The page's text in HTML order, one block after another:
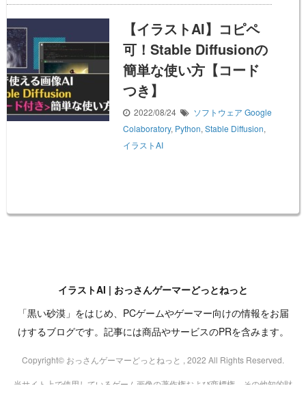
【イラストAI】コピペ
可！Stable Diffusionの
簡単な使い方【コード
つき】
2022/08/24 ソフトウェア Google
Colaboratory, Python, Stable Diffusion,
イラストAI
イラストAI | おっさんゲーマーどっとねっと
「黒い砂漠」をはじめ、PCゲームやゲーマー向けの情報をお届
けするブログです。記事には商品やサービスのPRを含みます。
Copyright© おっさんゲーマーどっとねっと , 2022 All Rights Reserved.
当サイト上で使用しているゲーム画像の著作権および商標権、その他知的財